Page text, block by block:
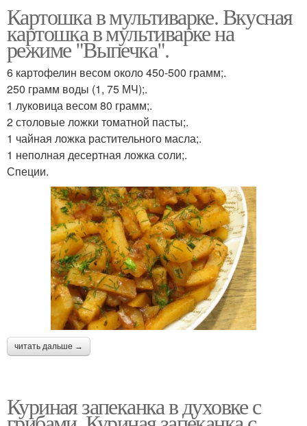
Картошка в мультиварке. Вкусная
картошка в мультиварке на
режиме "Выпечка".
6 картофелин весом около 450-500 грамм;.
250 грамм воды (1, 75 МЧ);.
1 луковица весом 80 грамм;.
2 столовые ложки томатной пасты;.
1 чайная ложка растительного масла;.
1 неполная десертная ложка соли;.
Специи.
читать дальше →
Куриная запеканка в духовке с